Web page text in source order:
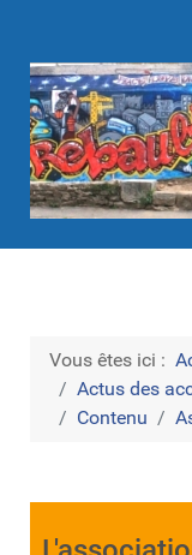
Vous êtes ici :
Actus des
Contenu